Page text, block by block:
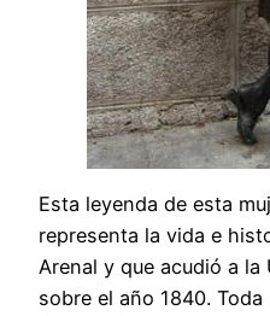
Esta leyenda de esta
representa la vida e
Arenal y que acudió a
sobre el año 1840.